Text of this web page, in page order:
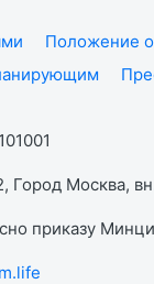
Положение
Город Москва,
приказу